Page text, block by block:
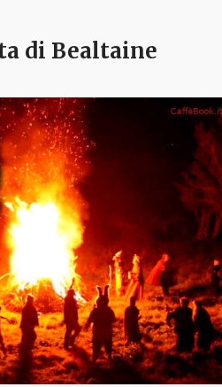
di Bealtaine